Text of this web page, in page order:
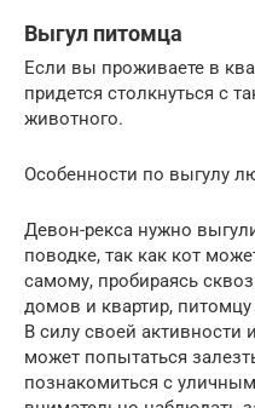
Выгул питомца
Если вы проживаете в
придется столкнуться с
животного.
Особенности по выгулу
Девон-рекса нужно
поводке, так как кот
самому, пробираясь
домов и квартир,
В силу своей активности
может попытаться
познакомиться с